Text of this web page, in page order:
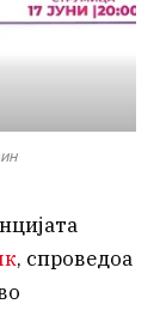
, спроведоа